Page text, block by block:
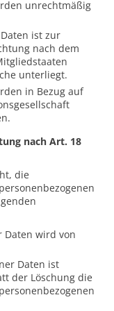
unrechtmäßig
ist zur
nach dem
unterliegt.
in Bezug auf
nach Art. 18
die
Daten wird von
Daten ist
der Löschung die